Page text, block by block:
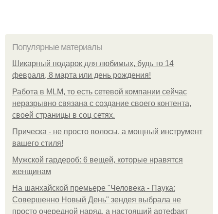
Популярные материалы
Шикарный подарок для любимых, будь то 14
февраля, 8 марта или день рождения!
Работа в MLM, то есть сетевой компании сейчас
неразрывно связана с создание своего контента,
своей страницы в соц сетях.
Прическа - не просто волосы, а мощный инструмент
вашего стиля!
Мужской гардероб: 6 вещей, которые нравятся
женщинам
На шанхайской премьере "Человека - Паука:
Совершенно Новый День" зендея выбрала не
просто очередной наряд, а настоящий артефакт